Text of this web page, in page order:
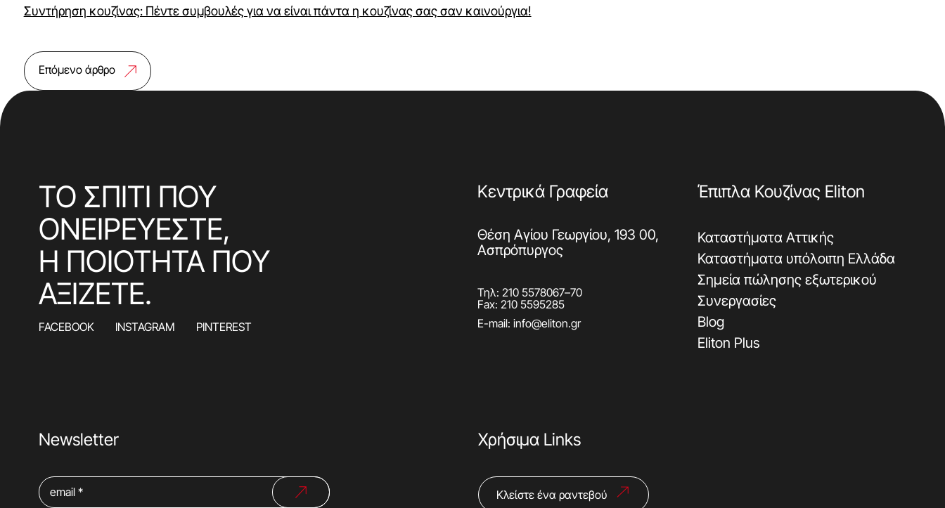
Συντήρηση κουζίνας: Πέντε συμβουλές για να είναι πάντα η κουζίνας σας σαν καινούργια!
Επόμενο άρθρο
ΤΟ ΣΠΙΤΙ ΠΟΥ
ΟΝΕΙΡΕΥΕΣΤΕ,
Η ΠΟΙΟΤΗΤΑ ΠΟΥ
ΑΞΙΖΕΤΕ.
FACEBOOK INSTAGRAM PINTEREST
Κεντρικά Γραφεία
Θέση Αγίου Γεωργίου, 193 00,
Ασπρόπυργος
Τηλ:210 5578067–70
Fax: 210 5595285
E-mail:info@eliton.gr
Έπιπλα Κουζίνας Eliton
Καταστήματα Αττικής
Καταστήματα υπόλοιπη Ελλάδα
Σημεία πώλησης εξωτερικού
Συνεργασίες
Blog
Eliton Plus
Newsletter Χρήσιμα Links
Κλείστε ένα ραντεβού